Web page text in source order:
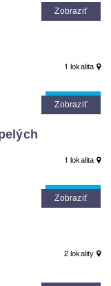
Zobraziť
1 lokalita
Cool tip
Zobraziť
1 lokalita
Cool tip
Zobraziť
2lokality